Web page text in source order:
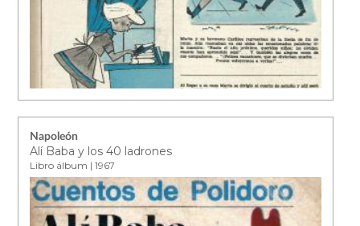
Napoleón
Alí Baba y los 40 ladrones
Libro álbum | 1967